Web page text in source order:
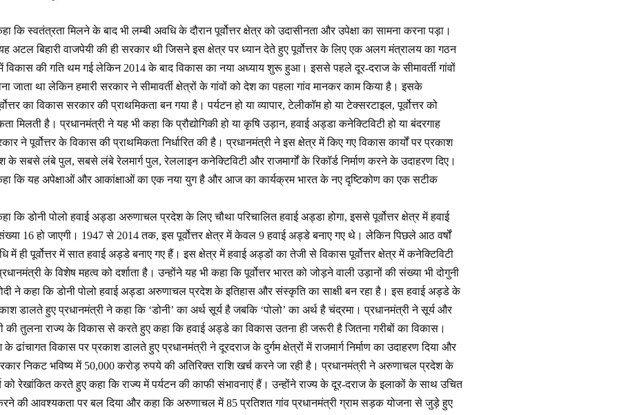
कि स्वतंत्रता मिलने के बाद भी लम्बी अवधि के दौरान पूर्वोत्तर क्षेत्र को उदासीनता और उपेक्षा का सामना करना पड़ा।
अटल बिहारी वाजपेयी की ही सरकार थी जिसने इस क्षेत्र पर ध्यान देते हुए पूर्वोत्तर के लिए एक अलग मंत्रालय का गठन
विकास की गति थम गई लेकिन 2014 के बाद विकास का नया अध्याय शुरू हुआ। इससे पहले दूर-दराज के सीमावर्ती गांवों
जाता था लेकिन हमारी सरकार ने सीमावर्ती क्षेत्रों के गांवों को देश का पहला गांव मानकर काम किया है। इसके
का विकास सरकार की प्राथमिकता बन गया है। पर्यटन हो या व्यापार, टेलीकॉम हो या टेक्सरटाइल, पूर्वोत्तर को
मिलती है। प्रधानमंत्री ने यह भी कहा कि प्रौद्योगिकी हो या कृषि उड़ान, हवाई अड्डा कनेक्टिविटी हो या बंदरगाह
ने पूर्वोत्तर के विकास की प्राथमिकता निर्धारित की है। प्रधानमंत्री ने इस क्षेत्र में किए गए विकास कार्यों पर प्रकाश
सबसे लंबे पुल, सबसे लंबे रेलमार्ग पुल, रेललाइन कनेक्टिविटी और राजमार्गों के रिकॉर्ड निर्माण करने के उदाहरण दिए।
कि यह अपेक्षाओं और आकांक्षाओं का एक नया युग है और आज का कार्यक्रम भारत के नए दृष्टिकोण का एक सटीक
कि डोनी पोलो हवाई अड्डा अरुणाचल प्रदेश के लिए चौथा परिचालित हवाई अड्डा होगा, इससे पूर्वोत्तर क्षेत्र में हवाई
16 हो जाएगी। 1947 से 2014 तक, इस पूर्वोत्तर क्षेत्र में केवल 9 हवाई अड्डे बनाए गए थे। लेकिन पिछले आठ वर्षों
में ही पूर्वोत्तर में सात हवाई अड्डे बनाए गए हैं। इस क्षेत्र में हवाई अड्डों का तेजी से विकास पूर्वोत्तर क्षेत्र में कनेक्टिविटी
के विशेष महत्व को दर्शाता है। उन्होंने यह भी कहा कि पूर्वोत्तर भारत को जोड़ने वाली उड़ानों की संख्या भी दोगुनी
ने कहा कि डोनी पोलो हवाई अड्डा अरुणाचल प्रदेश के इतिहास और संस्कृति का साक्षी बन रहा है। इस हवाई अड्डे के
डालते हुए प्रधानमंत्री ने कहा कि ‘डोनी’ का अर्थ सूर्य है जबकि ‘पोलो’ का अर्थ है चंद्रमा। प्रधानमंत्री ने सूर्य और
की तुलना राज्य के विकास से करते हुए कहा कि हवाई अड्डे का विकास उतना ही जरूरी है जितना गरीबों का विकास।
विकास पर प्रकाश डालते हुए प्रधानमंत्री ने दूरदराज के दुर्गम क्षेत्रों में राजमार्ग निर्माण का उदाहरण दिया और
निकट भविष्य में 50,000 करोड़ रुपये की अतिरिक्त राशि खर्च करने जा रही है। प्रधानमंत्री ने अरुणाचल प्रदेश के
को रेखांकित करते हुए कहा कि राज्य में पर्यटन की काफी संभावनाएं हैं। उन्होंने राज्य के दूर-दराज के इलाकों के साथ उचित
की आवश्यकता पर बल दिया और कहा कि अरुणाचल में 85 प्रतिशत गांव प्रधानमंत्री ग्राम सड़क योजना से जुड़े हुए